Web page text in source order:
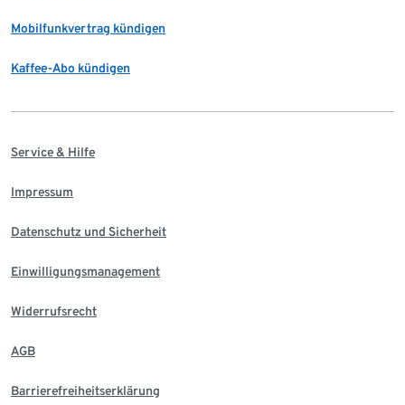
Mobilfunkvertrag kündigen
Kaffee-Abo kündigen
Service & Hilfe
Impressum
Datenschutz und Sicherheit
Einwilligungsmanagement
Widerrufsrecht
AGB
Barrierefreiheitserklärung